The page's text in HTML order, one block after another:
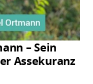
– Sein
Assekuranz